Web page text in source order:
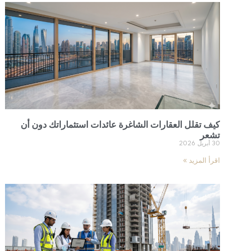
كيف تقلل العقارات الشاغرة عائدات استثماراتك دون أن
تشعر
30 أبريل 2026
اقرأ المزيد »